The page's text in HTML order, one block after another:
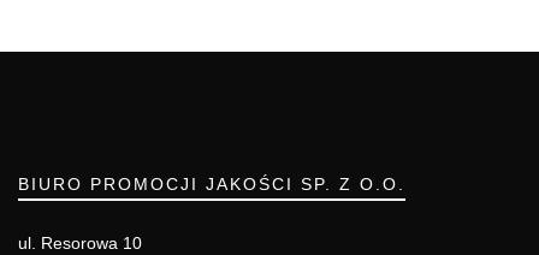
BIURO PROMOCJI JAKOŚCI SP. Z O.O.
ul. Resorowa 10